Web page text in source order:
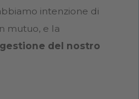
intenzione di
mutuo, e la
del nostro